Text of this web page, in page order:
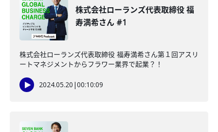
株式会社ローランズ代表取締役 福
寿満希さん #1
株式会社ローランズ代表取締役 福寿満希さん第１回アスリ
ートマネジメントからフラワー業界で起業？！
2024.05.20 |00:10:09